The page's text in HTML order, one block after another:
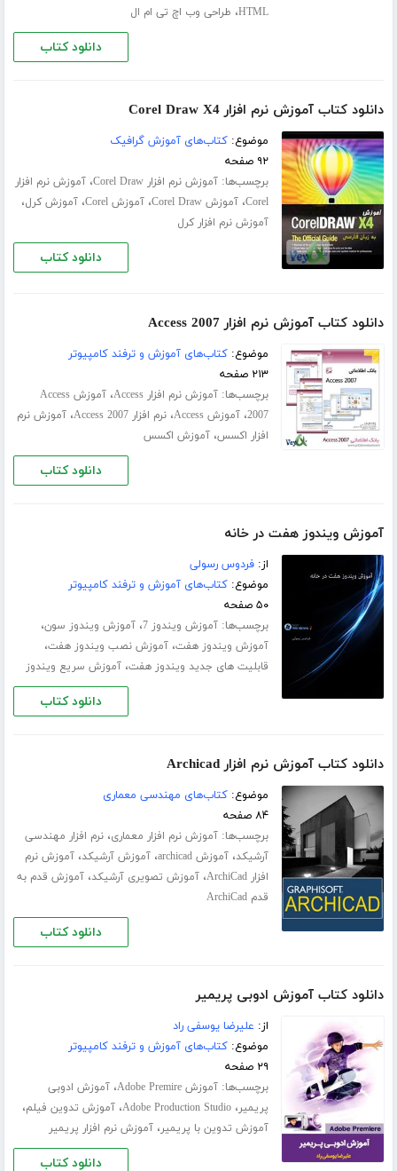
HTML، طراحی وب اچ تی ام ال
دانلود کتاب
دانلود کتاب آموزش نرم افزار Corel Draw X4
موضوع:کتاب‌های آموزش گرافیک
۹۲ صفحه
برچسب‌ها:آموزش نرم افزار Corel Draw ،آموزش نرم افزار
Corel،آموزش Corel Draw ،آموزش Corel ،آموزش کرل،
آموزش نرم افزار کرل
دانلود کتاب
دانلود کتاب آموزش نرم افزار Access 2007
موضوع:کتاب‌های آموزش و ترفند کامپیوتر
۲۱۳ صفحه
برچسب‌ها:آموزش نرم افزار Access ،
آموزش Access
2007،آموزش Access ،نرم افزار Access 2007 ،آموزش نرم
افزار اکسس،آموزش اکسس
دانلود کتاب
آموزش ویندوز هفت در خانه
از:فردوس رسولی
موضوع:کتاب‌های آموزش و ترفند کامپیوتر
۵۰ صفحه
برچسب‌ها:آموزش ویندوز 7 ،آموزش ویندوز سون،
آموزش ویندوز هفت،آموزش نصب ویندوز هفت،
قابلیت های جدید ویندوز هفت،آموزش سریع ویندوز
دانلود کتاب
دانلود کتاب آموزش نرم افزار Archicad
موضوع:کتاب‌های مهندسی معماری
۸۴ صفحه
برچسب‌ها:آموزش نرم افزار معماری،نرم افزار مهندسی
آرشیکد،آموزش archicad ،آموزش آرشیکد،آموزش نرم
افزار ArchiCad
،آموزش تصویری آرشیکد،آموزش قدم به
قدم ArchiCad
دانلود کتاب
دانلود کتاب آموزش ادوبی پریمیر
از: علیرضا یوسفی راد
موضوع:کتاب‌های آموزش و ترفند کامپیوتر
۲۹ صفحه
برچسب‌ها:آموزش Adobe Premire ،آموزش ادوبی
پریمیر،Adobe Production Studio،آموزش تدوین فیلم،
آموزش تدوین با پریمیر،آموزش نرم افزار پریمیر
دانلود کتاب